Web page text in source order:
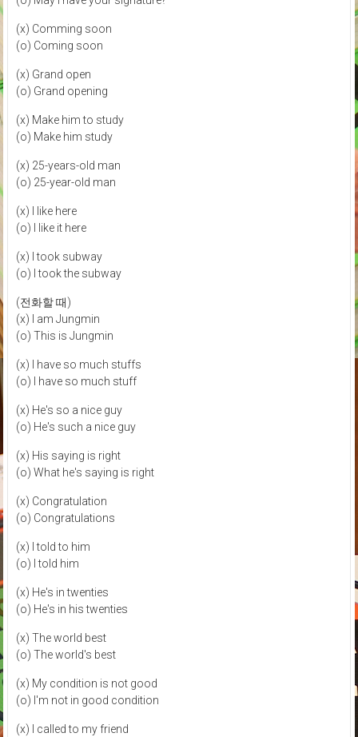
(x) Comming soon
(o) Coming soon
(x) Grand open
(o) Grand opening
(x) Make him to study
(o) Make him study
(x) 25-years-old man
(o) 25-year-old man
(x) I like here
(o) I like it here
(x) I took subway
(o) I took the subway
(전화할 때)
(x) I am Jungmin
(o) This is Jungmin
(x) I have so much stuffs
(o) I have so much stuff
(x) He's so a nice guy
(o) He's such a nice guy
(x) His saying is right
(o) What he's saying is right
(x) Congratulation
(o) Congratulations
(x) I told to him
(o) I told him
(x) He's in twenties
(o) He's in his twenties
(x) The world best
(o) The world's best
(x) My condition is not good
(o) I'm not in good condition
(x) I called to my friend